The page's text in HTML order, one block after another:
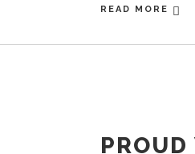
READ MORE